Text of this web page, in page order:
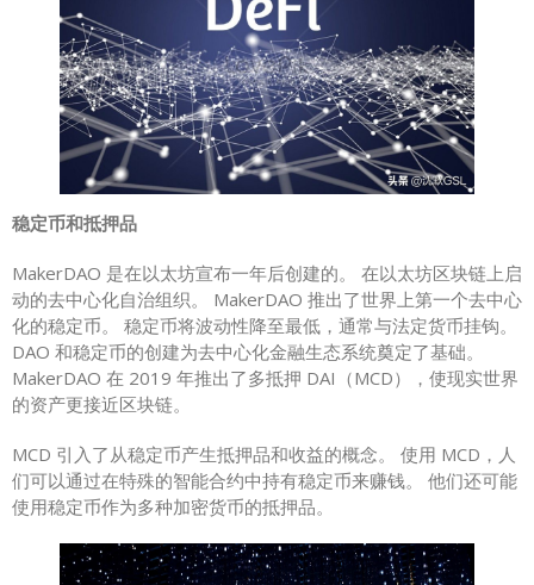
稳定币和抵押品
MakerDAO 是在以太坊宣布一年后创建的。 在以太坊区块链上启
动的去中心化自治组织。 MakerDAO 推出了世界上第一个去中心
化的稳定币。 稳定币将波动性降至最低，通常与法定货币挂钩。
DAO 和稳定币的创建为去中心化金融生态系统奠定了基础。
MakerDAO 在 2019 年推出了多抵押 DAI（MCD），使现实世界
的资产更接近区块链。
MCD 引入了从稳定币产生抵押品和收益的概念。 使用 MCD，人
们可以通过在特殊的智能合约中持有稳定币来赚钱。 他们还可能
使用稳定币作为多种加密货币的抵押品。